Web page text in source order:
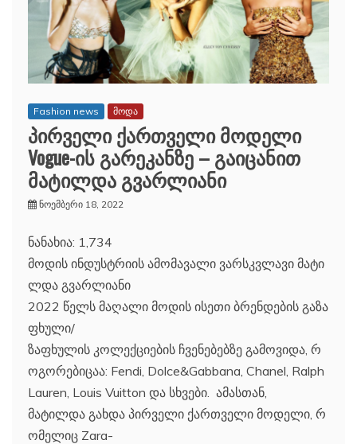
Fashion news მოდა
პირველი ქართველი მოდელი
Vogue-ის გარეკანზე – გაიცანით
მატილდა გვარლიანი
ნოემბერი 18, 2022
ნანახია: 1,734
მოდის ინდუსტრიის ამომავალი ვარსკვლავი მატი
ლდა გვარლიანი
2022 წელს მაღალი მოდის ისეთი ბრენდების გაზა
ფხული/
ზაფხულის კოლექციების ჩვენებებზე გამოვიდა, რ
ოგორებიცაა: Fendi, Dolce&Gabbana, Chanel, Ralph
Lauren, Louis Vuitton და სხვები. ამასთან,
მატილდა გახდა პირველი ქართველი მოდელი, რ
ომელიც Zara-